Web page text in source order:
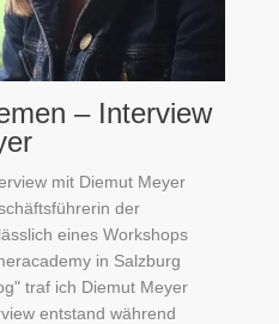
– Interview
mit Diemut Meyer
der
eines Workshops
in Salzburg
traf ich Diemut Meyer
entstand während